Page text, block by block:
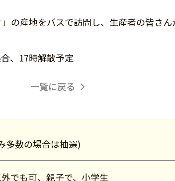
の産地をバスで訪問し、生産者の皆さ
、17時解散予定
一覧に戻る
多数の場合は抽選)
でも可、親子で、小学生